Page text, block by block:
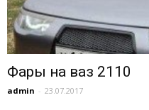
Фары на ваз 2110
admin - 23.07.2017